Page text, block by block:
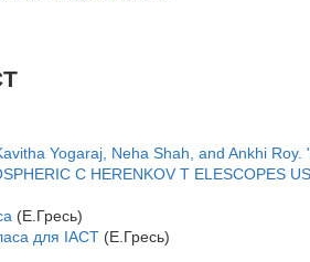
Yogaraj, Neha Shah, and Ankhi Roy.
C HERENKOV T ELESCOPES
(Е.Гресь)
для IACT(Е.Гресь)